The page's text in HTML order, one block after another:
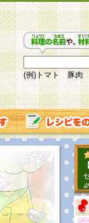
(例)トマト 豚肉